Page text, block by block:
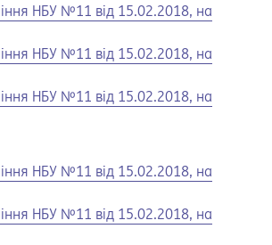
НБУ №11 від 15.02.2018, на
НБУ №11 від 15.02.2018, на
НБУ №11 від 15.02.2018, на
НБУ №11 від 15.02.2018, на
НБУ №11 від 15.02.2018, на